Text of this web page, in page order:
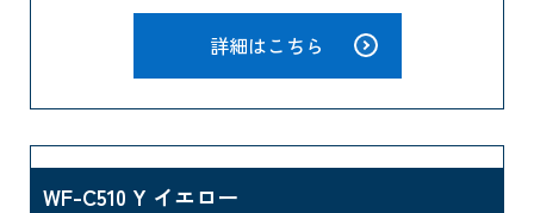
詳細はこちら
WF-C510 Y イエロー